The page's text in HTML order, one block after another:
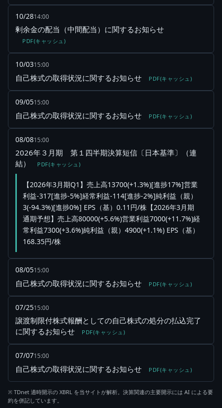
10/2814:00
剰余金の配当（中間配当）に関するお知らせ
PDF(キャッシュ)
10/0315:00
自己株式の取得状況に関するお知らせ PDF(キャッシュ)
09/0515:00
自己株式の取得状況に関するお知らせ PDF(キャッシュ)
08/0815:00
2026年３月期 第１四半期決算短信〔日本基準〕（連
結）
PDF(キャッシュ)
【2026年3月期Q1】売上高13700(+1.3%)[進捗17%]営業
利益-317[進捗-5%]経常利益-114[進捗-2%]純利益（親）
3(-94.3%)[進捗0%] EPS（基）0.11円/株【2026年3月期
通期予想】売上高80000(+5.6%)営業利益7000(+11.7%)経
常利益7300(+3.6%)純利益（親）4900(+1.1%) EPS（基）
168.35円/株
08/0515:00
自己株式の取得状況に関するお知らせ PDF(キャッシュ)
07/2515:00
譲渡制限付株式報酬としての自己株式の処分の払込完了
に関するお知らせ
PDF(キャッシュ)
07/0715:00
自己株式の取得状況に関するお知らせ PDF(キャッシュ)
※ TDnet 適時開示の XBRL を当サイトが解析。決算関連の主要開示には AI による要
約を併記しています。